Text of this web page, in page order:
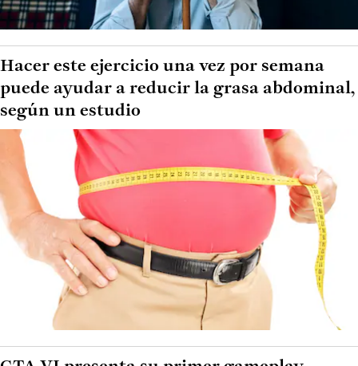
Hacer este ejercicio una vez por semana
puede ayudar a reducir la grasa abdominal,
según un estudio